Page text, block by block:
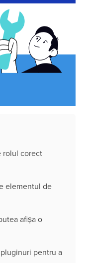
rolul corect
elementul de
afișa o
pentru a